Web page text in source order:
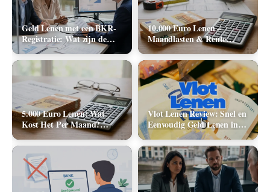
Geld Lenen met een BKR-
Registratie: Wat zijn de
Realistische Mogelijkheden
in Nederland?
10.000 Euro Lenen –
Maandlasten & Rente
Berekenen (2026)
5.000 Euro Lenen: Wat
Kost Het Per Maand?
(Rente & Maandlasten
2026)
Vlot Lenen Review: Snel en
Eenvoudig Geld Lenen in
2026